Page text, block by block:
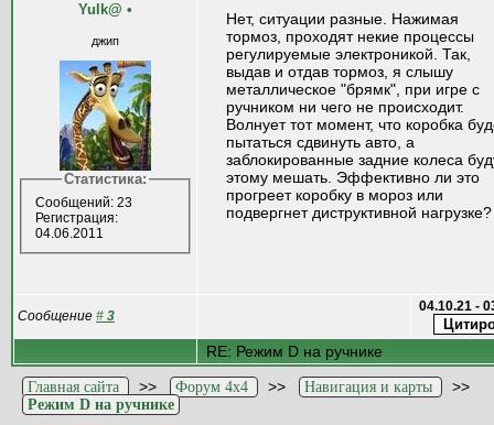
Yulk@ •
джип
Статистика:
Сообщений: 23
Регистрация:
04.06.2011
Нет, ситуации разные. Нажимая
тормоз, проходят некие процессы
регулируемые электроникой. Так,
выдав и отдав тормоз, я слышу
металлическое "брямк", при игре с
ручником ни чего не происходит.
Волнует тот момент, что коробка
пытаться сдвинуть авто, а
заблокированные задние колеса
этому мешать. Эффективно ли это
прогреет коробку в мороз или
подвергнет диструктивной нагрузке?
Сообщение # 3
04.10.21 -
RE: Режим D на ручнике
Главная сайта >> Форум 4x4 >> Навигация и карты >>
Режим D на ручнике